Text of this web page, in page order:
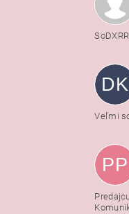
DK
Veľmi
PP